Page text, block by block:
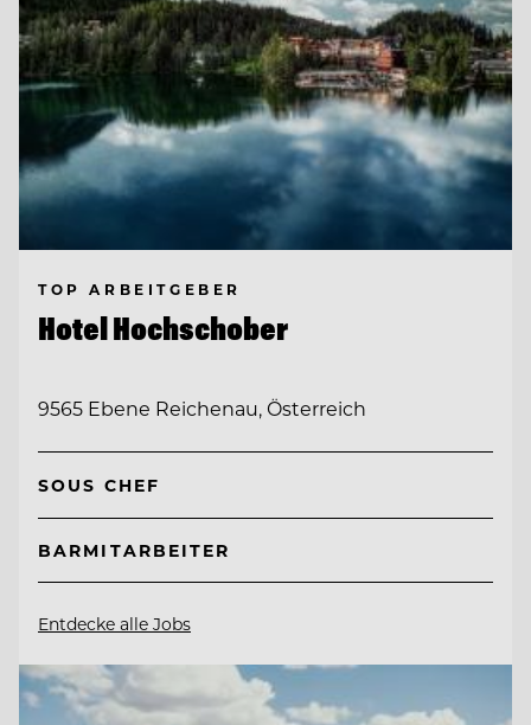
TOP ARBEITGEBER
Hotel Hochschober
9565 Ebene Reichenau, Österreich
SOUS CHEF
BARMITARBEITER
Entdecke alle Jobs